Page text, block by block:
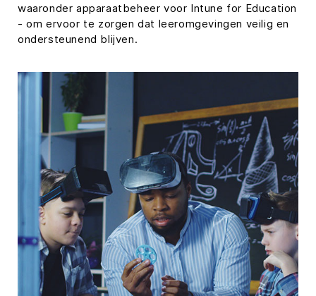
waaronder apparaatbeheer voor Intune for Education
- om ervoor te zorgen dat leeromgevingen veilig en
ondersteunend blijven.